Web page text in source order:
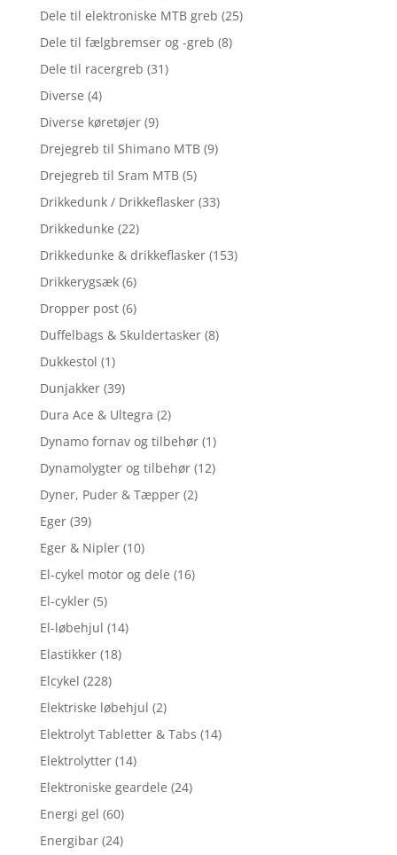
Dele til elektroniske MTB greb (25)
Dele til fælgbremser og -greb (8)
Dele til racergreb (31)
Diverse (4)
Diverse køretøjer (9)
Drejegreb til Shimano MTB (9)
Drejegreb til Sram MTB (5)
Drikkedunk / Drikkeflasker (33)
Drikkedunke (22)
Drikkedunke & drikkeflasker (153)
Drikkerygsæk (6)
Dropper post (6)
Duffelbags & Skuldertasker (8)
Dukkestol (1)
Dunjakker (39)
Dura Ace & Ultegra (2)
Dynamo fornav og tilbehør (1)
Dynamolygter og tilbehør (12)
Dyner, Puder & Tæpper (2)
Eger (39)
Eger & Nipler (10)
El-cykel motor og dele (16)
El-cykler (5)
El-løbehjul (14)
Elastikker (18)
Elcykel (228)
Elektriske løbehjul (2)
Elektrolyt Tabletter & Tabs (14)
Elektrolytter (14)
Elektroniske geardele (24)
Energi gel (60)
Energibar (24)